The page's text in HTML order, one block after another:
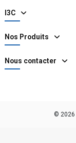
I3C
Nos Produits
Nous contacter
© 2026